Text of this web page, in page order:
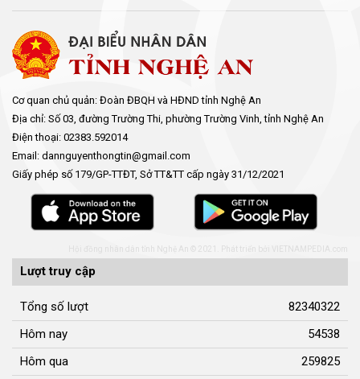
Cơ quan chủ quản: Đoàn ĐBQH và HĐND tỉnh Nghệ An
Địa chỉ: Số 03, đường Trường Thi, phường Trường Vinh, tỉnh Nghệ An
Điện thoại: 02383.592014
Email: dannguyenthongtin@gmail.com
Giấy phép số 179/GP-TTĐT, Sở TT&TT cấp ngày 31/12/2021
Hội đồng nhân dân tỉnh Nghệ An © 2021. Phát triển bởi
Lượt truy cập
Tổng số lượt
82340322
Hôm nay
54538
Hôm qua
259825